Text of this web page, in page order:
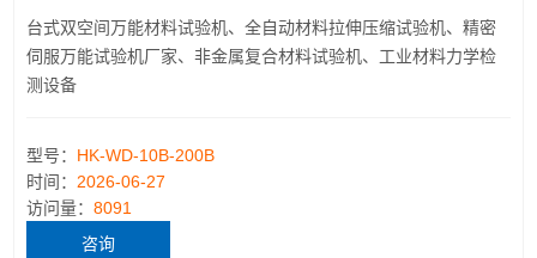
台式双空间万能材料试验机、全自动材料拉伸压缩试验机、精密
伺服万能试验机厂家、非金属复合材料试验机、工业材料力学检
测设备
型号： HK-WD-10B-200B
时间： 2026-06-27
访问量：8091
咨询